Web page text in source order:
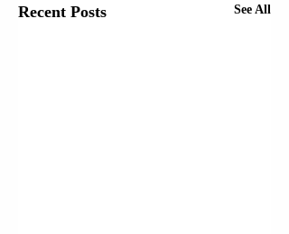
Recent Posts See All